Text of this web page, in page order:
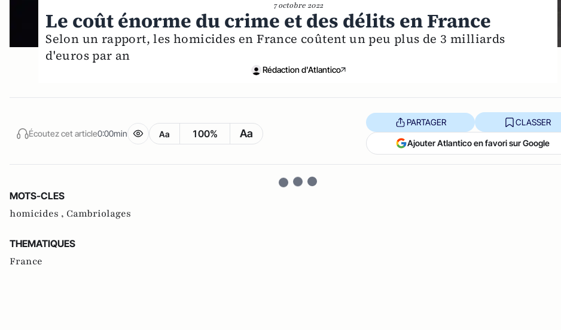
7 octobre 2022
Le coût énorme du crime et des délits en France
Selon un rapport, les homicides en France coûtent un peu plus de 3 milliards
d'euros par an
Rédaction d'Atlantico
Écoutez cet article0:00min Aa 100% Aa
PARTAGER CLASSER
Ajouter Atlantico en favori sur Google
MOTS-CLES
homicides , Cambriolages
THEMATIQUES
France